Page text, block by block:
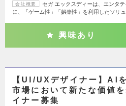
会社概要
セガ エックスディーは、エンタ
に、「ゲーム性」「娯楽性」を利用したソリ
興味あり
【UI/UXデザイナー】AI
市場において新たな価値
イナー募集